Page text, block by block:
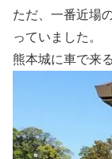
ただ、一番近場
っていました。
熊本城に車で来